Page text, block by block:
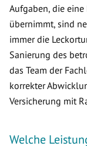
Aufgaben, die
übernimmt, sind
immer die
Sanierung des
das Team der
korrekter
Versicherung mit
Welche